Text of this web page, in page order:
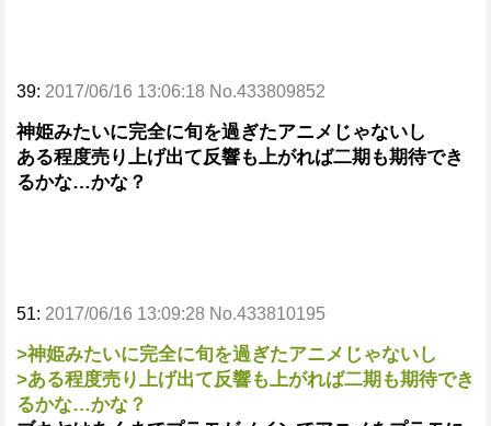
39: 2017/06/16 13:06:18 No.433809852
神姫みたいに完全に旬を過ぎたアニメじゃないし
ある程度売り上げ出て反響も上がれば二期も期待でき
るかな…かな？
51: 2017/06/16 13:09:28 No.433810195
>神姫みたいに完全に旬を過ぎたアニメじゃないし
>ある程度売り上げ出て反響も上がれば二期も期待でき
るかな…かな？